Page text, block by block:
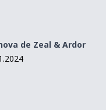
de Zeal & Ardor